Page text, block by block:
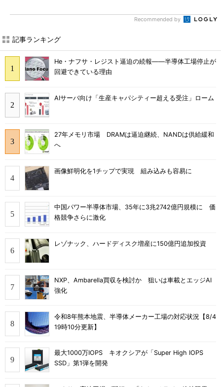
Recommended by
記事ランキング
He・ナフサ・レジスト逼迫の続報――半導体工場停止が
回避できている理由
AIサーバ向け「生産キャパシティー超える受注」ローム
27年メモリ市場 DRAMは逼迫継続、NANDは供給緩和
へ
画像鮮明化を1チップで実現 組み込みも容易に
中国パワー半導体市場、35年に3兆2742億円規模に 価
格競争さらに激化
レゾナック、ハードディスク増産に150億円追加投資
NXP、Ambarella買収を検討か 狙いは車載とエッジAI
強化
令和8年熊本地震、半導体メーカー工場の対応状況【8/4
19時10分更新】
最大1000万IOPS キオクシアが「Super High IOPS
SSD」第1弾を開発